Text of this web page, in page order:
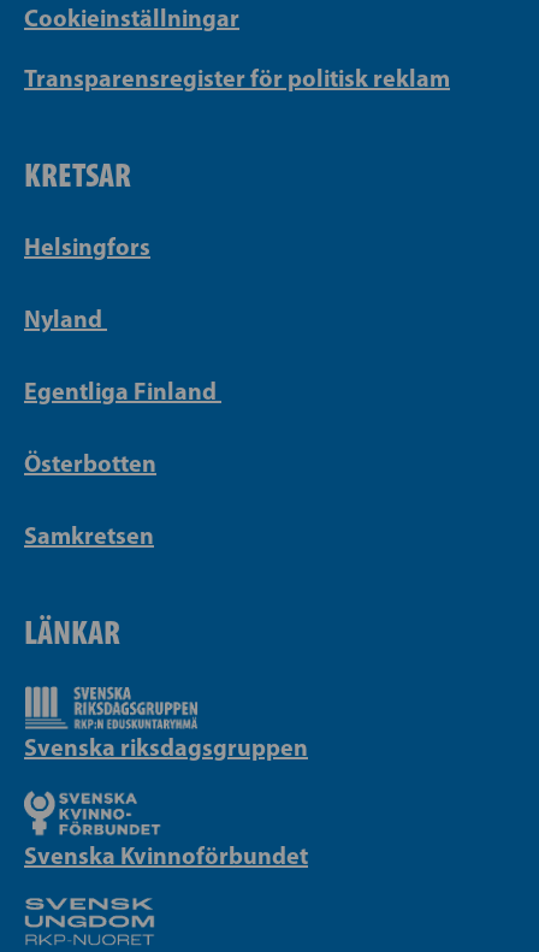
Cookieinställningar
Transparensregister för politisk reklam
KRETSAR
Helsingfors
Nyland
Egentliga Finland
Österbotten
Samkretsen
LÄNKAR
Svenska riksdagsgruppen
Svenska Kvinnoförbundet